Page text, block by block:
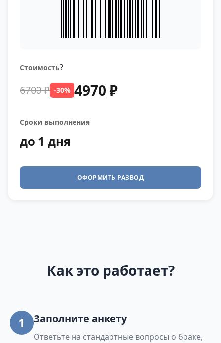
Стоимость?
6700 ₽ -30% 4970 ₽
Сроки выполнения
до 1 дня
ОФОРМИТЬ РАЗВОД
Как это работает?
1 Заполните анкету
Ответьте на стандартные вопросы о браке,